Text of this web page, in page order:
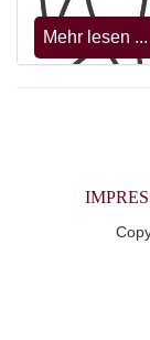
Mehr lesen ...